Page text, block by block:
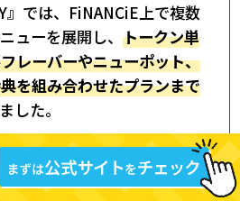
』では、FiNANCiE上で複数
ューを展開し、 トークン単
レーバーやニューポット、
を組み合わせたプランまで
した。
メニューから、スポンサー向
階的に設定されており、購入